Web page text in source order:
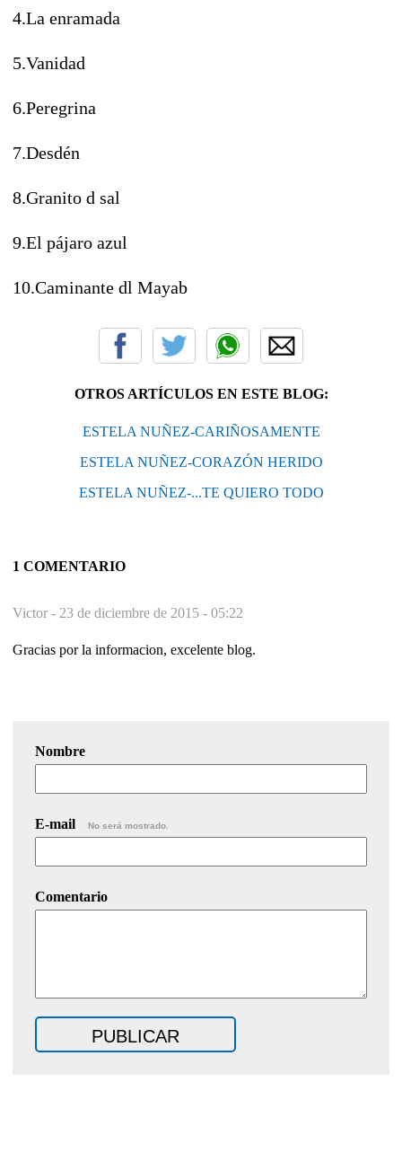
4.La enramada
5.Vanidad
6.Peregrina
7.Desdén
8.Granito d sal
9.El pájaro azul
10.Caminante dl Mayab
OTROS ARTÍCULOS EN ESTE BLOG:
ESTELA NUÑEZ-CARIÑOSAMENTE
ESTELA NUÑEZ-CORAZÓN HERIDO
ESTELA NUÑEZ-...TE QUIERO TODO
1 COMENTARIO
Victor - 23 de diciembre de 2015 - 05:22
Gracias por la informacion, excelente blog.
Nombre
E-mail No será mostrado.
Comentario